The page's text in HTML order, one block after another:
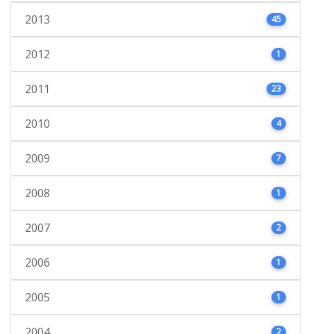
2013 45
2012 1
2011 23
2010 4
2009 7
2008 1
2007 2
2006 1
2005 1
2